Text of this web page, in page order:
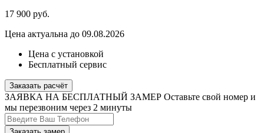
17 900 руб.
Цена актуальна до 09.08.2026
Цена с установкой
Бесплатный сервис
Заказать расчёт
ЗАЯВКА НА БЕСПЛАТНЫЙ ЗАМЕР Оставьте свой номер и
мы перезвоним через 2 минуты